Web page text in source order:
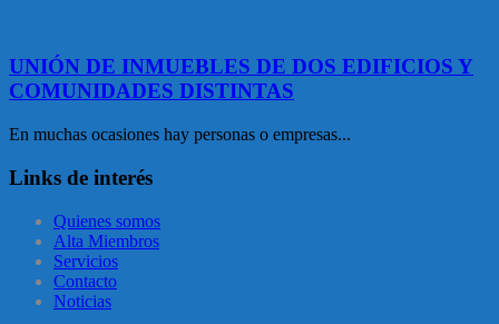
UNIÓN DE INMUEBLES DE DOS EDIFICIOS Y
COMUNIDADES DISTINTAS
En muchas ocasiones hay personas o empresas...
Links de interés
Quienes somos
Alta Miembros
Servicios
Contacto
Noticias